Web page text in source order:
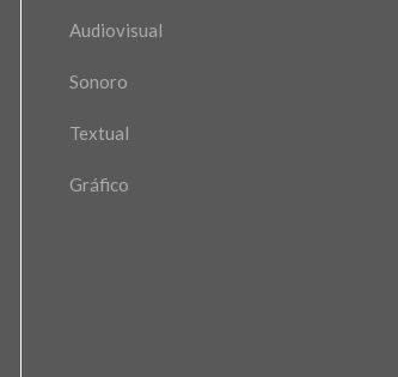
Audiovisual
Sonoro
Textual
Gráfico